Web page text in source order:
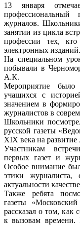
13 января
журналов.
занятии из цикла
профессии тех,
электронных изданий.
На специальном
побывали в
А.К.
Мероприятие было
учащихся с
значением в
журналистов в
Школьники
русской газеты
XIX века на
Участникам
первых газет и
Особое внимание
этики журналиста,
актуальности
Также ребята
газеты
рассказал о том, как
к вызовам времени.